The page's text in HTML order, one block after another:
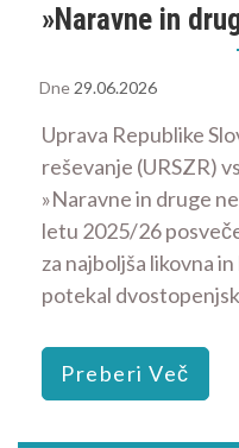
»Naravne in
Dne 29.06.2026
Uprava Republike
reševanje (URSZR)
»Naravne in druge
letu 2025/26
za najboljša likovna
potekal
Preberi Več